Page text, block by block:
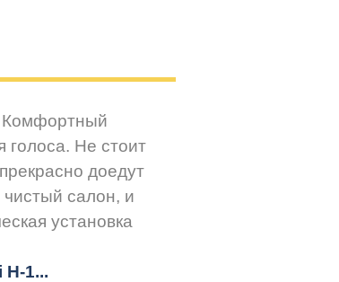
Комфортный
голоса. Не стоит
доедут
салон, и
установка
1...